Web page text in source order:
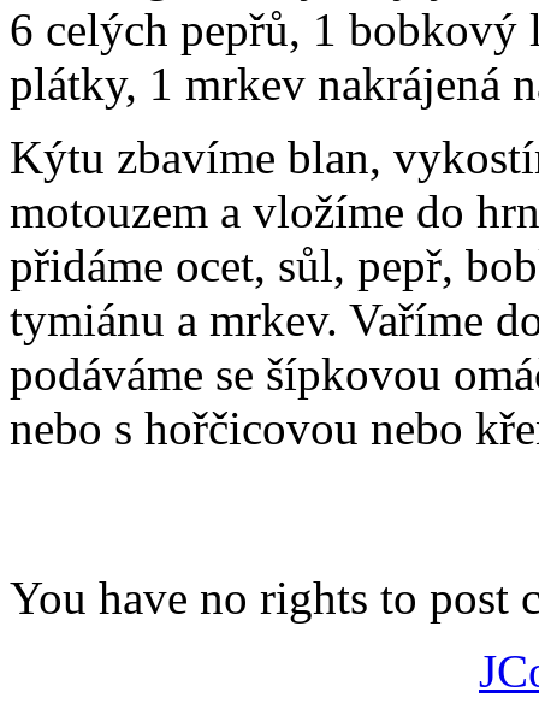
6 celých pepřů, 1 bobkový
plátky, 1 mrkev nakrájená
Kýtu zbavíme blan,
motouzem a vložíme do
přidáme ocet, sůl, pepř,
tymiánu a mrkev. Vaříme
podáváme se šípkovou
nebo s hořčicovou nebo
You have no rights to post